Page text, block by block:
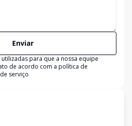
Enviar
para que a nossa equipe
de acordo com a política de
serviço